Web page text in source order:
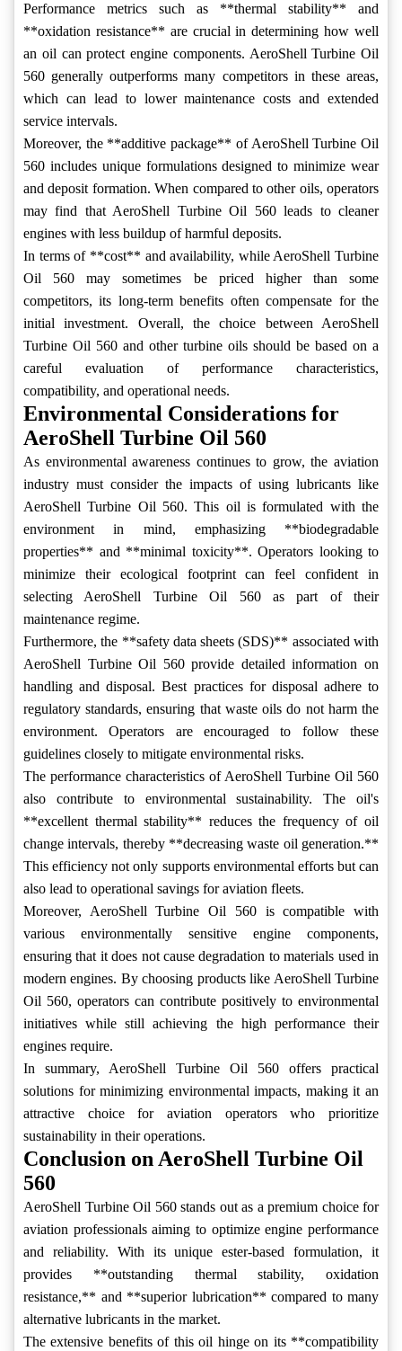
Performance metrics such as **thermal stability** and
**oxidation resistance** are crucial in determining how well
an oil can protect engine components. AeroShell Turbine Oil
560 generally outperforms many competitors in these areas,
which can lead to lower maintenance costs and extended
service intervals.
Moreover, the **additive package** of AeroShell Turbine Oil
560 includes unique formulations designed to minimize wear
and deposit formation. When compared to other oils, operators
may find that AeroShell Turbine Oil 560 leads to cleaner
engines with less buildup of harmful deposits.
In terms of **cost** and availability, while AeroShell Turbine
Oil 560 may sometimes be priced higher than some
competitors, its long-term benefits often compensate for the
initial investment. Overall, the choice between AeroShell
Turbine Oil 560 and other turbine oils should be based on a
careful evaluation of performance characteristics,
compatibility, and operational needs.
Environmental Considerations for
AeroShell Turbine Oil 560
As environmental awareness continues to grow, the aviation
industry must consider the impacts of using lubricants like
AeroShell Turbine Oil 560. This oil is formulated with the
environment in mind, emphasizing **biodegradable
properties** and **minimal toxicity**. Operators looking to
minimize their ecological footprint can feel confident in
selecting AeroShell Turbine Oil 560 as part of their
maintenance regime.
Furthermore, the **safety data sheets (SDS)** associated with
AeroShell Turbine Oil 560 provide detailed information on
handling and disposal. Best practices for disposal adhere to
regulatory standards, ensuring that waste oils do not harm the
environment. Operators are encouraged to follow these
guidelines closely to mitigate environmental risks.
The performance characteristics of AeroShell Turbine Oil 560
also contribute to environmental sustainability. The oil's
**excellent thermal stability** reduces the frequency of oil
change intervals, thereby **decreasing waste oil generation.**
This efficiency not only supports environmental efforts but can
also lead to operational savings for aviation fleets.
Moreover, AeroShell Turbine Oil 560 is compatible with
various environmentally sensitive engine components,
ensuring that it does not cause degradation to materials used in
modern engines. By choosing products like AeroShell Turbine
Oil 560, operators can contribute positively to environmental
initiatives while still achieving the high performance their
engines require.
In summary, AeroShell Turbine Oil 560 offers practical
solutions for minimizing environmental impacts, making it an
attractive choice for aviation operators who prioritize
sustainability in their operations.
Conclusion on AeroShell Turbine Oil
560
AeroShell Turbine Oil 560 stands out as a premium choice for
aviation professionals aiming to optimize engine performance
and reliability. With its unique ester-based formulation, it
provides **outstanding thermal stability, oxidation
resistance,** and **superior lubrication** compared to many
alternative lubricants in the market.
The extensive benefits of this oil hinge on its **compatibility